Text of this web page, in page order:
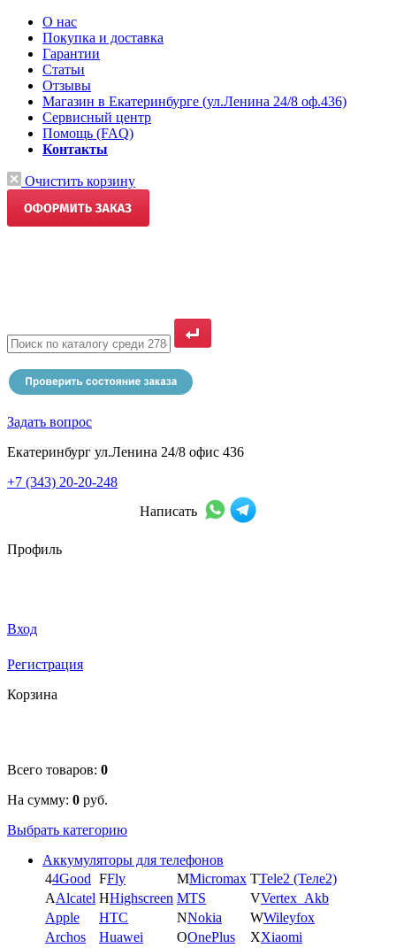
О нас
Покупка и доставка
Гарантии
Статьи
Отзывы
Магазин в Екатеринбурге (ул.Ленина 24/8 оф.436)
Сервисный центр
Помощь (FAQ)
Контакты
Очистить корзину
Задать вопрос
Екатеринбург ул.Ленина 24/8 офис 436
+7 (343) 20-20-248
Написать
Профиль
Вход
Регистрация
Корзина
Всего товаров: 0
На сумму: 0 руб.
Выбрать категорию
Аккумуляторы для телефонов
44Good FFly MMicromax TTele2 (Теле2)
AAlcatel HHighscreen MTS VVertex_Akb
Apple
HTC NNokia WWileyfox
Archos
Huawei OOnePlus XXiaomi